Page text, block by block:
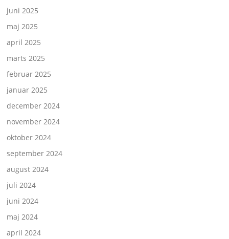
juni 2025
maj 2025
april 2025
marts 2025
februar 2025
januar 2025
december 2024
november 2024
oktober 2024
september 2024
august 2024
juli 2024
juni 2024
maj 2024
april 2024